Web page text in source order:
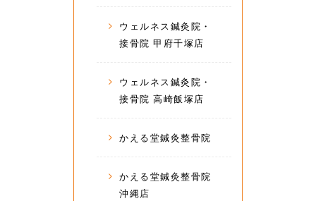
ウェルネス鍼灸院・
接骨院 甲府千塚店
ウェルネス鍼灸院・
接骨院 高崎飯塚店
かえる堂鍼灸整骨院
かえる堂鍼灸整骨院
沖縄店